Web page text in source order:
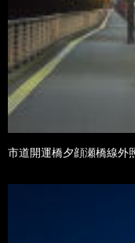
市道開運橋夕顔瀬橋線外